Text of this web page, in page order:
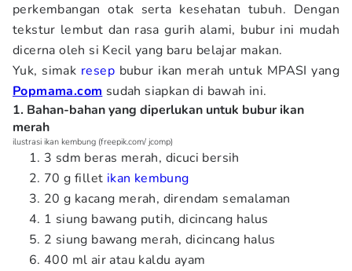
perkembangan otak serta kesehatan tubuh. Dengan
tekstur lembut dan rasa gurih alami, bubur ini mudah
dicerna oleh si Kecil yang baru belajar makan.
Yuk, simak resepbubur ikan merah untuk MPASI yang
Popmama.com sudah siapkan di bawah ini.
1. Bahan-bahan yang diperlukan untuk bubur ikan
merah
ilustrasi ikan kembung (freepik.com/ jcomp)
3 sdm beras merah, dicuci bersih
70 g fillet ikan kembung
20 g kacang merah, direndam semalaman
1 siung bawang putih, dicincang halus
2 siung bawang merah, dicincang halus
400 ml air atau kaldu ayam